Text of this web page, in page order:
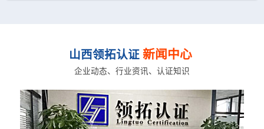
山西领拓认证 新闻中心
企业动态、行业资讯、认证知识